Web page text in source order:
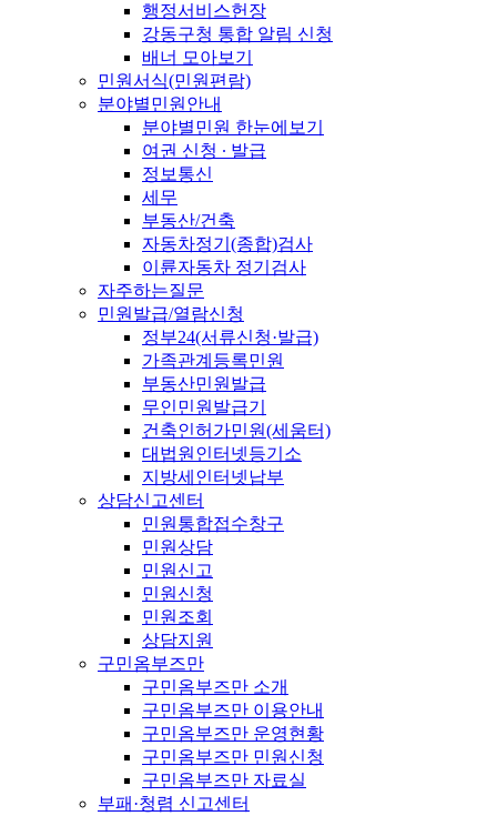
행정서비스헌장
강동구청 통합 알림 신청
배너 모아보기
민원서식(민원편람)
분야별민원안내
분야별민원 한눈에보기
여권 신청 ∙ 발급
정보통신
세무
부동산/건축
자동차정기(종합)검사
이륜자동차 정기검사
자주하는질문
민원발급/열람신청
정부24(서류신청·발급)
가족관계등록민원
부동산민원발급
무인민원발급기
건축인허가민원(세움터)
대법원인터넷등기소
지방세인터넷납부
상담신고센터
민원통합접수창구
민원상담
민원신고
민원신청
민원조회
상담지원
구민옴부즈만
구민옴부즈만 소개
구민옴부즈만 이용안내
구민옴부즈만 운영현황
구민옴부즈만 민원신청
구민옴부즈만 자료실
부패·청렴 신고센터